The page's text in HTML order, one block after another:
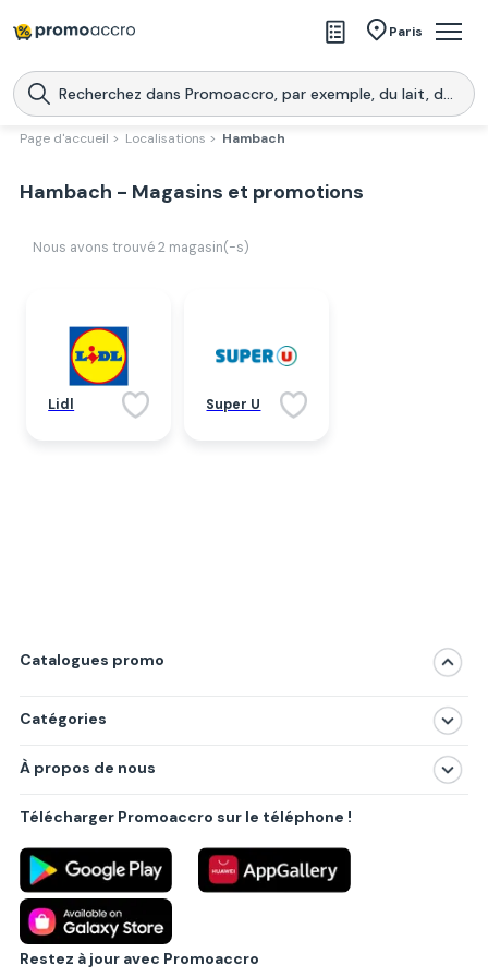
Paris
Magasins
Produits
Promoaccro
l'application
Page d'accueil > Localisations > Hambach
Hambach - Magasins et promotions
Nous avons trouvé 2 magasin(-s)
Lidl Super U
Catalogues promo
Catégories
Produits
Villes principales
À propos de nous
Politique de confidentialité
Règlements
Partenariat B2B
Blog
Contact
Télécharger Promoaccro sur le téléphone !
Restez à jour avec Promoaccro